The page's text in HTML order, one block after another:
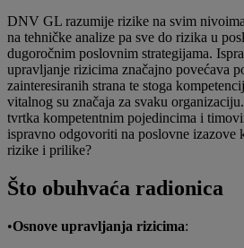
DNV GL razumije rizike na svim
na tehničke analize pa sve do rizika u
dugoročnim poslovnim strategijama.
upravljanje rizicima značajno povećava
zainteresiranih strana te stoga
vitalnog su značaja za svaku
tvrtka kompetentnim pojedincima i
ispravno odgovoriti na poslovne izazove
rizike i prilike?
Što obuhvaća radionica
•Osnove upravljanja rizicima: